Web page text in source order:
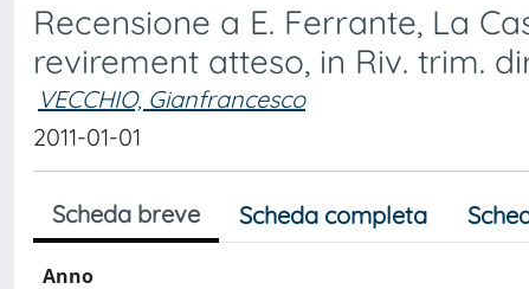
Recensione a E. Ferrante, La
revirement atteso, in Riv. trim.
VECCHIO, Gianfrancesco
2011-01-01
Scheda breve Scheda completa
Anno